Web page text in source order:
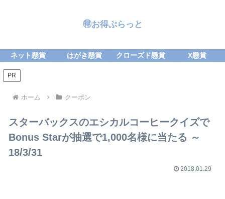
🉐お得ぷらっと
ネット懸賞 はがき懸賞 クローズド懸賞 X懸賞
PR
ホーム クーポン
スターバックスのエシカルコーヒークイズで
Bonus Starが抽選で1,000名様に当たる ～
18/3/31
2018.01.29